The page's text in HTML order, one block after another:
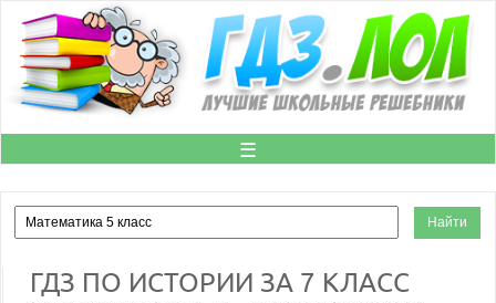
☰
ГДЗ ПО ИСТОРИИ ЗА 7 КЛАСС